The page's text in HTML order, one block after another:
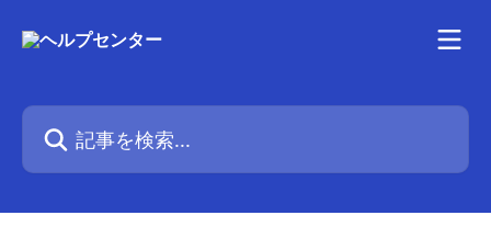
記事を検索...